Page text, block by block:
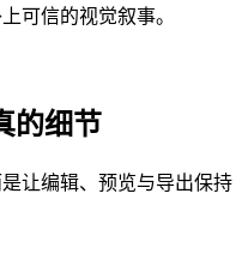
可信的视觉叙事。
的细节
让编辑、预览与导出保持